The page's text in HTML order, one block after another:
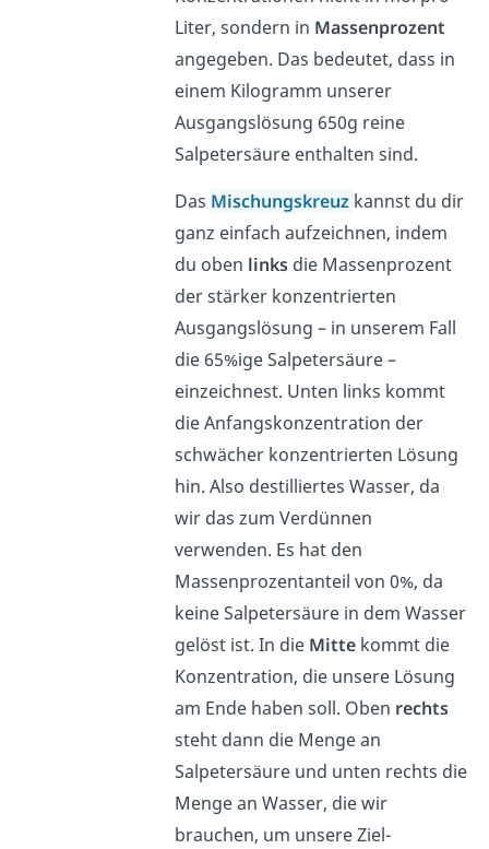
Liter, sondern in Massenprozent
angegeben. Das bedeutet, dass in
einem Kilogramm unserer
Ausgangslösung 650g reine
Salpetersäure enthalten sind.
Das Mischungskreuz kannst du dir
ganz einfach aufzeichnen, indem
du oben linksdie Massenprozent
der stärker konzentrierten
Ausgangslösung – in unserem Fall
die 65%ige Salpetersäure –
einzeichnest. Unten links kommt
die Anfangskonzentration der
schwächer konzentrierten Lösung
hin. Also destilliertes Wasser, da
wir das zum Verdünnen
verwenden. Es hat den
Massenprozentanteil von 0%, da
keine Salpetersäure in dem Wasser
gelöst ist. In die Mittekommt die
Konzentration, die unsere Lösung
am Ende haben soll. Oben rechts
steht dann die Menge an
Salpetersäure und unten rechts die
Menge an Wasser, die wir
brauchen, um unsere Ziel-